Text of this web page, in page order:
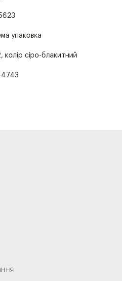
упаковка
колір сіро-блакитний